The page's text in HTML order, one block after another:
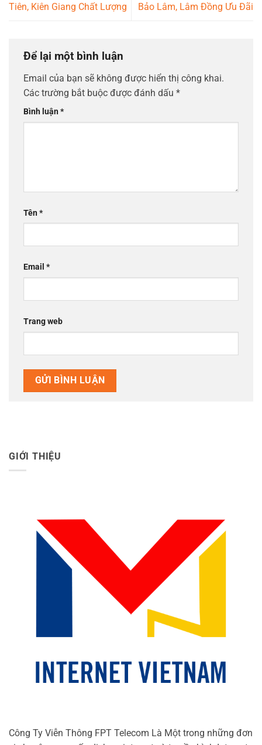
Tiên, Kiên Giang Chất Lượng
Bảo Lâm, Lâm Đồng Ưu Đãi
Để lại một bình luận
Email của bạn sẽ không được hiển thị công khai.
Các trường bắt buộc được đánh dấu *
Bình luận*
Tên*
Email *
Trang web
GIỚI THIỆU
Công Ty Viễn Thông FPT Telecom Là Một trong những đơn